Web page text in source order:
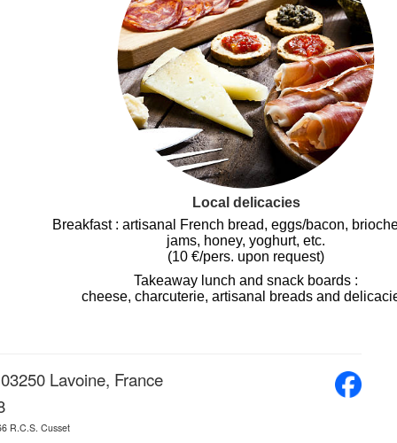
Local delicacies
Breakfast : artisanal French bread, eggs/bacon,
jams, honey, yoghurt, etc.
(10 €/pers. upon request)
Takeaway lunch and snack boards :
cheese, charcuterie, artisanal breads and
Lavoine, France
R.C.S. Cusset